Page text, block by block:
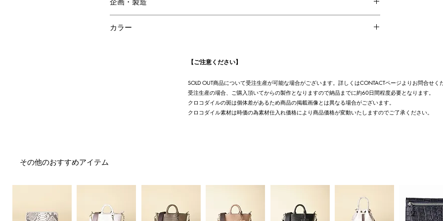
付属品：カードケース、カードケース用ストラップ、ショルダーベルト
カラー
【ご注意ください】
SOLD OUT商品について受注生産が可能な場合がございます。詳しくはCONTACTページよりお問合せく
受注生産の場合、ご購入頂いてからの製作となりますので納品までに約60日間程度必要となります。
クロコダイルの斑は個体差があるため商品の掲載画像とは異なる場合がございます。
クロコダイル素材は時価の為素材仕入れ価格により商品価格が変動いたしますのでご了承ください。
その他のおすすめアイテム